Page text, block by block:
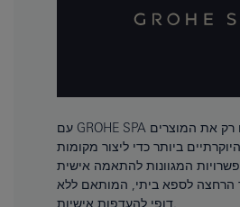
עם GROHE SPA אנו בוחרים רק את המוצרים
ביותר כדי ליצור מקומות
המגוונות להתאמה אישית
הרחצה לספא ביתי, המותאם ללא